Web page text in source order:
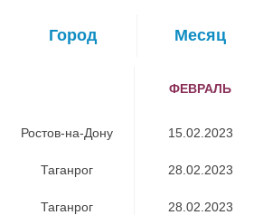
Город Месяц
ФЕВРАЛЬ
Ростов-на-Дону 15.02.2023
Таганрог 28.02.2023
Таганрог 28.02.2023